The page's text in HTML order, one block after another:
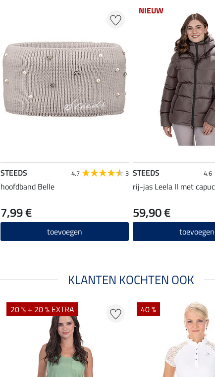
STEEDS 4.7 3
hoofdband Belle
7,99 €
toevoegen
NIEUW
STEEDS 4.6
rij-jas Leela II met
59,90 €
toevoegen
KLANTEN KOCHTEN OOK
20 % + 20 % EXTRA 40 %